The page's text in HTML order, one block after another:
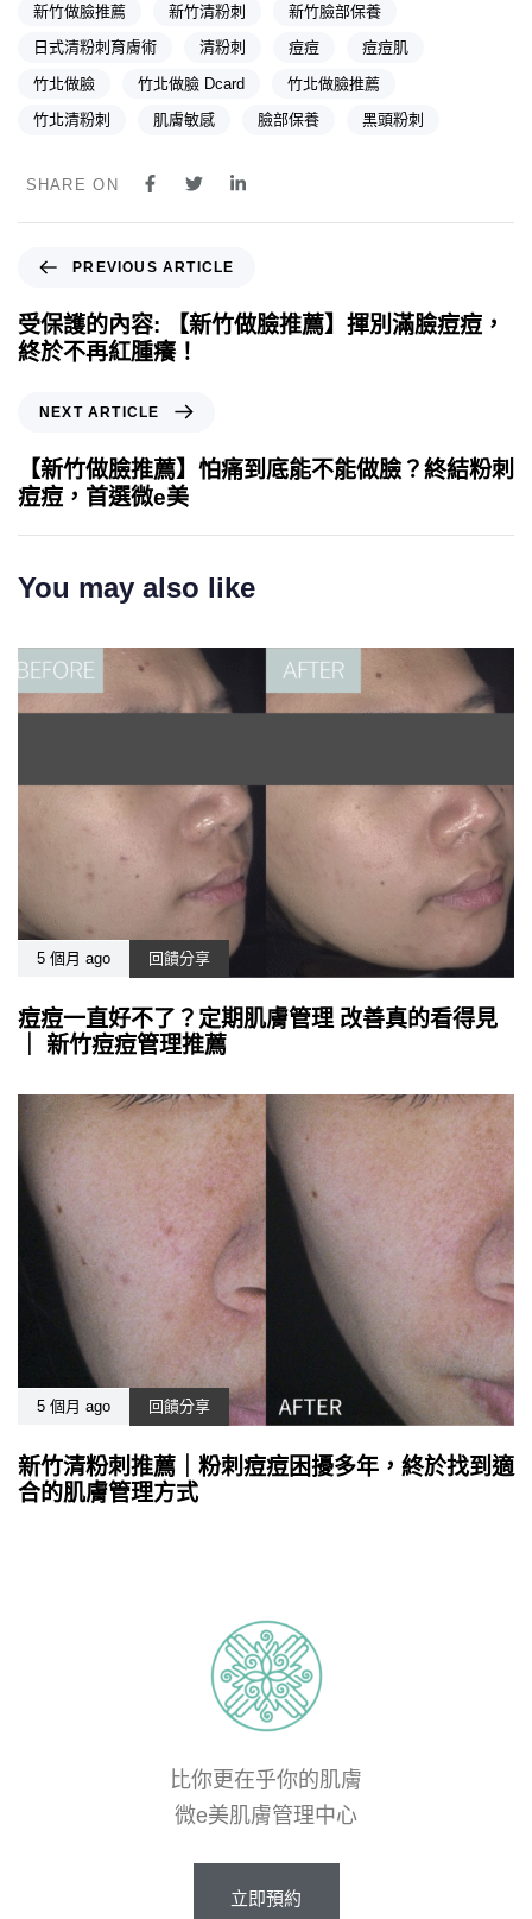
新竹做臉推薦 新竹清粉刺 新竹臉部保養
日式清粉刺育膚術 清粉刺 痘痘 痘痘肌
竹北做臉 竹北做臉 Dcard 竹北做臉推薦
竹北清粉刺 肌膚敏感 臉部保養 黑頭粉刺
SHARE ON
PREVIOUS ARTICLE
受保護的內容: 【新竹做臉推薦】揮別滿臉痘痘，
終於不再紅腫癢！
NEXT ARTICLE
【新竹做臉推薦】怕痛到底能不能做臉？終結粉刺
痘痘，首選微e美
You may also like
5 個月 ago 回饋分享
痘痘一直好不了？定期肌膚管理 改善真的看得見
｜ 新竹痘痘管理推薦
5 個月 ago 回饋分享
新竹清粉刺推薦｜粉刺痘痘困擾多年，終於找到適
合的肌膚管理方式
比你更在乎你的肌膚
微e美肌膚管理中心
立即預約